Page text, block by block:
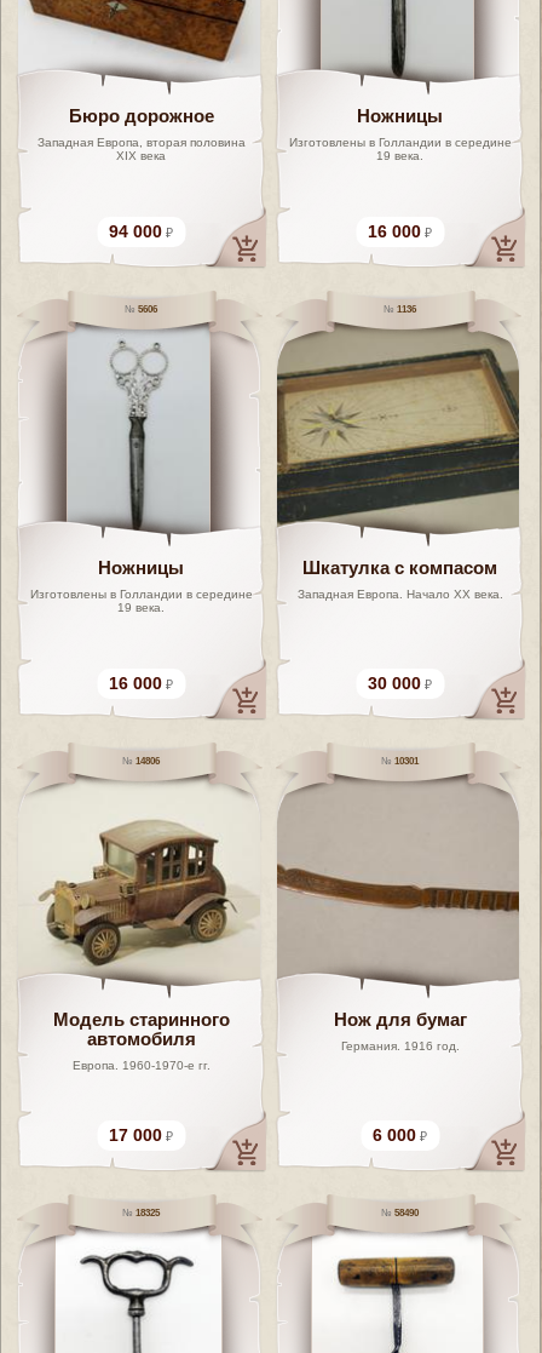
Бюро дорожное
Западная Европа, вторая половина
XIX века
94 000
Ножницы
Изготовлены в Голландии в середине
19 века.
16 000
5606
Ножницы
Изготовлены в Голландии в середине
19 века.
16 000
1136
Шкатулка с компасом
Западная Европа. Начало XX века.
30 000
14806
Модель старинного
автомобиля
Европа. 1960-1970-е гг.
17 000
10301
Нож для бумаг
Германия. 1916 год.
6 000
18325 58490